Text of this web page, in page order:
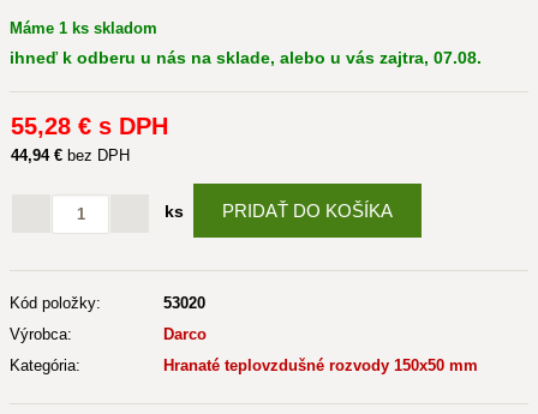
Máme 1 ks skladom
ihneď k odberu u nás na sklade, alebo u vás zajtra, 07.08.
55,28 € s DPH
44,94 € bez DPH
ks PRIDAŤ DO KOŠÍKA
Kód položky:
53020
Výrobca:
Darco
Kategória:
Hranaté teplovzdušné rozvody 150x50 mm